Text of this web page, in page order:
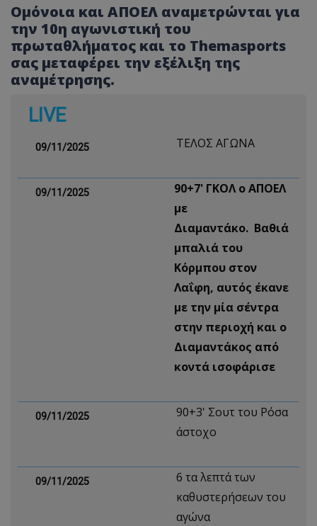
Ομόνοια και ΑΠΟΕΛ αναμετρώνται για
την 10η αγωνιστική του
πρωταθλήματος και το Τhemasports
σας μεταφέρει την εξέλιξη της
αναμέτρησης.
LIVE
09/11/2025 ΤΕΛΟΣ ΑΓΩΝΑ
09/11/2025
90+7' ΓΚΟΛ ο ΑΠΟΕΛ
με
Διαμαντάκο. Βαθιά
μπαλιά του
Κόρμπου στον
Λαΐφη, αυτός έκανε
με την μία σέντρα
στην περιοχή και ο
Διαμαντάκος από
κοντά ισοφάρισε
09/11/2025
90+3' Σουτ του Ρόσα
άστοχο
09/11/2025
6 τα λεπτά των
καθυστερήσεων του
αγώνα